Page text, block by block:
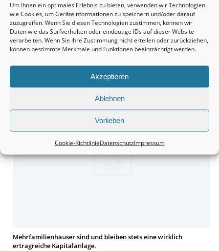
Um Ihnen ein optimales Erlebnis zu bieten, verwenden wir Technologien
wie Cookies, um Geräteinformationen zu speichern und/oder darauf
zuzugreifen. Wenn Sie diesen Technologien zustimmen, können wir
Daten wie das Surfverhalten oder eindeutige IDs auf dieser Website
verarbeiten. Wenn Sie ihre Zustimmung nicht erteilen oder zurückziehen,
können bestimmte Merkmale und Funktionen beeinträchtigt werden.
Akzeptieren
Ablehnen
Vorlieben
Cookie-RichtlinieDatenschutzImpressum
Häuser bleiben tatsächlich eine wirklich interessante Sache.
Mehrfamilienhäuser sind und bleiben stets eine wirklich
ertragreiche Kapitalanlage.